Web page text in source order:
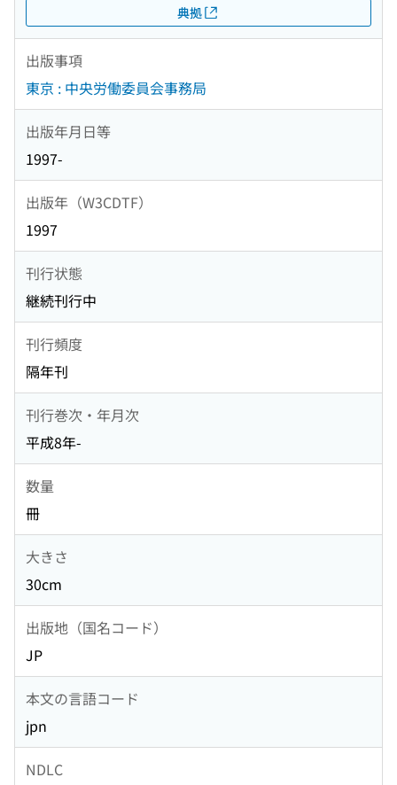
典拠
出版事項
東京 : 中央労働委員会事務局
出版年月日等
1997-
出版年（W3CDTF）
1997
刊行状態
継続刊行中
刊行頻度
隔年刊
刊行巻次・年月次
平成8年-
数量
冊
大きさ
30cm
出版地（国名コード）
JP
本文の言語コード
jpn
NDLC